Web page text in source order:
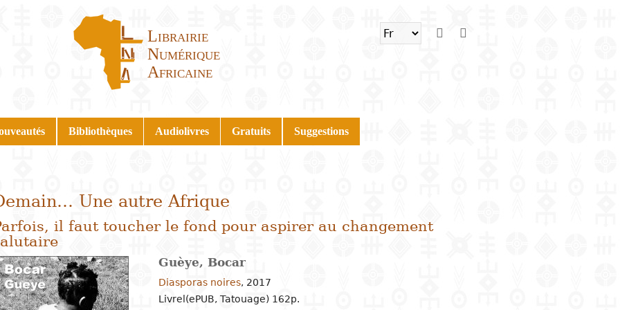
Librairie
Numérique
Africaine
Bibliothèques Audiolivres Gratuits Suggestions
Une autre Afrique
il faut toucher le fond pour aspirer au changement
Guèye, Bocar
Diasporas noires, 2017
Livrel(ePUB, Tatouage) 162p.